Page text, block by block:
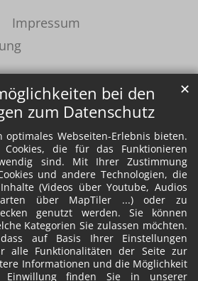
bei den
zum Datenschutz
Webseiten-Erlebnis bieten.
die für das Funktionieren
sind. Mit Ihrer Zustimmung
und andere Technologien, die
(Videos über Youtube, Audios
über MapTiler ...) oder zu
genutzt werden. Sie können
Kategorien Sie zulassen möchten.
auf Basis Ihrer Einstellungen
alle Funktionalitäten der Seite zur
Informationen und die Möglichkeit
finden Sie in unserer
✕
Impressum